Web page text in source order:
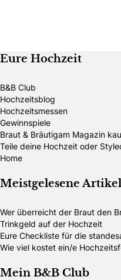
Eure Hochzeit
B&B Club
Hochzeitsblog
Hochzeitsmessen
Gewinnspiele
Braut & Bräutigam Magazin
Teile deine Hochzeit oder
Home
Meistgelesene Artikel
Wer überreicht der Braut den
Trinkgeld auf der Hochzeit
Eure Checkliste für die
Wie viel kostet ein/e
Mein B&B Club